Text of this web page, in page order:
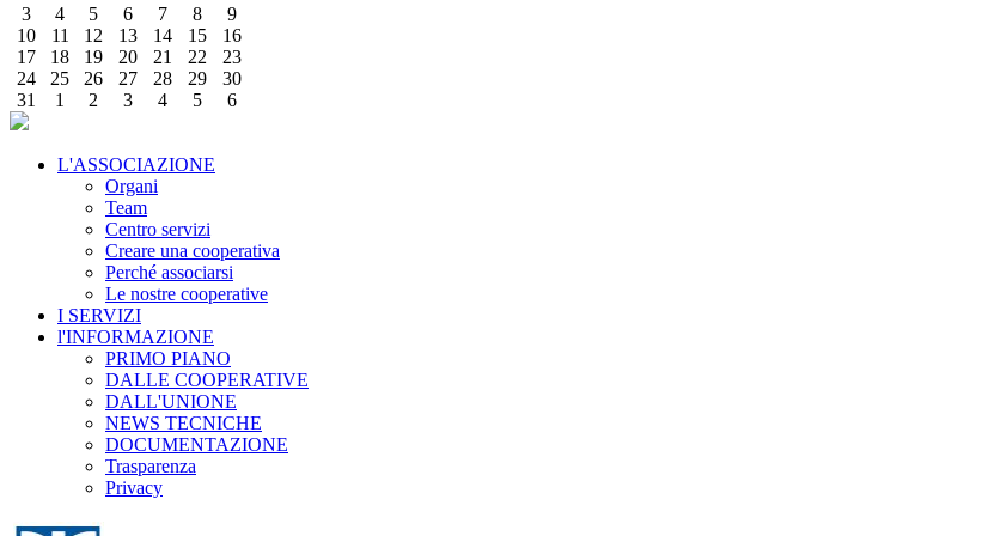
3
4 5 6 7 8
9
10
11 12 13 14 15
16
17
18 19 20 21 22
23
24
25 26 27 28 29
30
31
1 2 3 4 5 6
L'ASSOCIAZIONE
Organi
Team
Centro servizi
Creare una cooperativa
Perché associarsi
Le nostre cooperative
I SERVIZI
l'INFORMAZIONE
PRIMO PIANO
DALLE COOPERATIVE
DALL'UNIONE
NEWS TECNICHE
DOCUMENTAZIONE
Trasparenza
Privacy